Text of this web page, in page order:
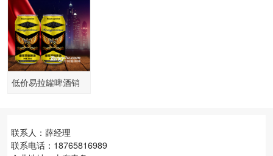
低价易拉罐啤酒销
联系人：薛经理
联系电话：18765816989